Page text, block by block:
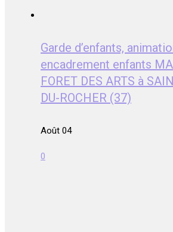
Garde d’enfants,
encadrement enfants
FORET DES ARTS à
DU-ROCHER (37)
Août 04
0